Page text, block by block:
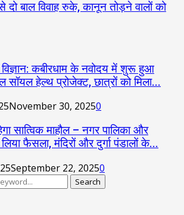
बाल विवाह रुके, कानून तोड़ने वालों को
विज्ञान: कबीरधाम के नवोदय में शुरू हुआ
हेल्थ प्रोजेक्ट, छात्रों को मिला...
November 30, 20250
सात्विक माहौल – नगर पालिका और
लिया फैसला, मंदिरों और दुर्गा पंडालों के...
September 22, 20250
Search